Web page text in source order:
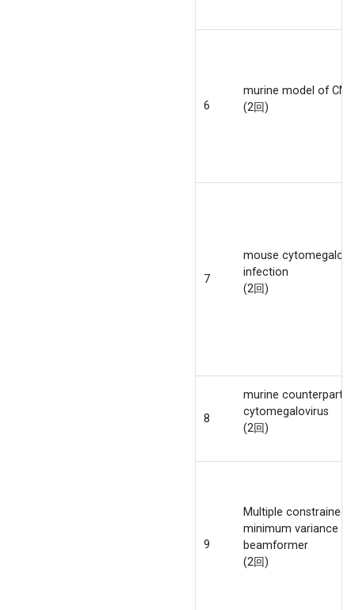
6
murine model of
(2回)
7
mouse
infection
(2回)
8
murine counterpart,
cytomegalovirus
(2回)
9
Multiple constrained
minimum variance
beamformer
(2回)